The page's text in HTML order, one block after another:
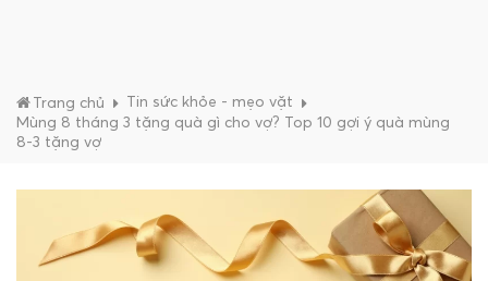
Trang chủ
Tin sức khỏe - mẹo vặt
Mùng 8 tháng 3 tặng quà gì cho vợ? Top 10 gợi ý quà mùng
8-3 tặng vợ